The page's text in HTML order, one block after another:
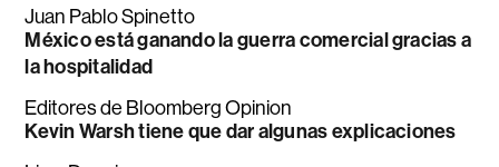
Juan Pablo Spinetto
México está ganando la guerra comercial gracias a
la hospitalidad
Editores de Bloomberg Opinion
Kevin Warsh tiene que dar algunas explicaciones